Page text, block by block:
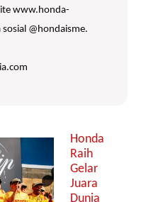
www.honda-
@hondaisme.
Honda
Raih
Gelar
Juara
Dunia